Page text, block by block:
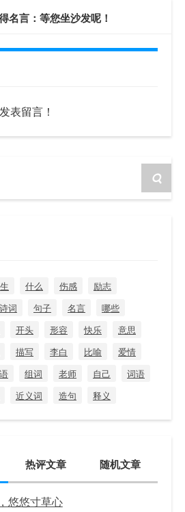
名言：等您坐沙发呢！
表留言！
什么 伤感
励志
词 句子 名言
哪些
开头 形容 快乐
意思
描写 李白 比喻
爱情
组词 老师 自己
词语
近义词 造句 释义
热评文章 随机文章
悠悠寸草心